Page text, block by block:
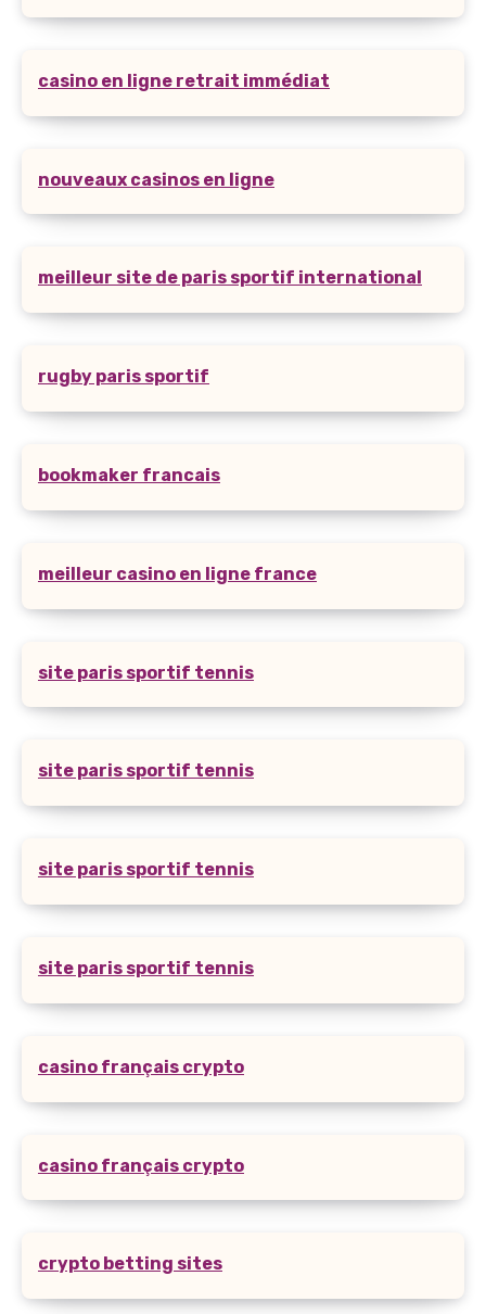
casino en ligne retrait immédiat
nouveaux casinos en ligne
meilleur site de paris sportif international
rugby paris sportif
bookmaker francais
meilleur casino en ligne france
site paris sportif tennis
site paris sportif tennis
site paris sportif tennis
site paris sportif tennis
casino français crypto
casino français crypto
crypto betting sites